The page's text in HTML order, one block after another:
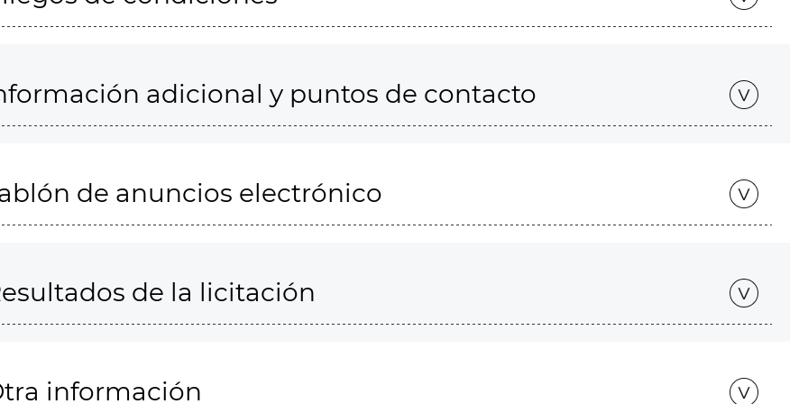
adicional y puntos de contacto
de anuncios electrónico
de la licitación
información